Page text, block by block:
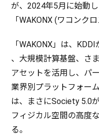
が、2024年5月に始動
「WAKONX (ワコンク
「WAKONX」は、KDDI
、 大規模計算基盤、さ
アセットを活用 し、 パ
業界別 プラットフォーム
は、まさにSociety 5.0が
フィジカル空間の高度な
る。